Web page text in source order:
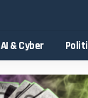
AI & Cyber